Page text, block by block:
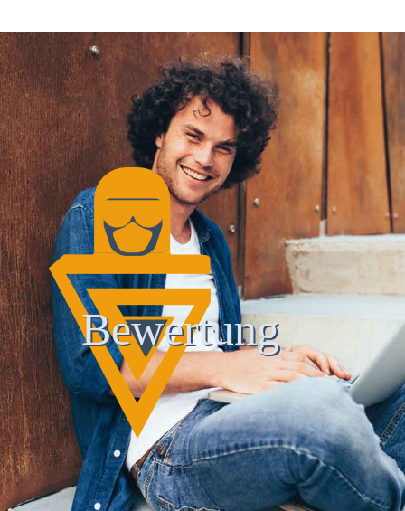
Bewertung